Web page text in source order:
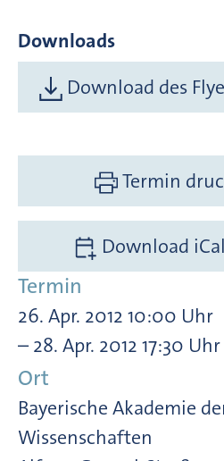
Downloads
Download des
Termin
Download
Termin
26. Apr. 2012 10:00 Uhr
– 28. Apr. 2012 17:30 Uhr
Ort
Bayerische Akademie
Wissenschaften